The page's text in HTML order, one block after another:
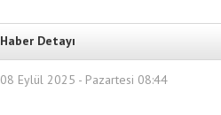
Haber Detayı
08 Eylül 2025 - Pazartesi 08:44